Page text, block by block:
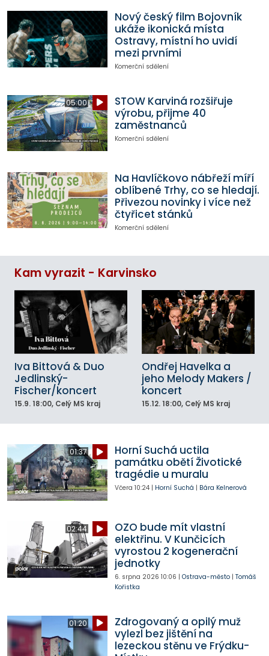
Nový český film Bojovník
ukáže ikonická místa
Ostravy, místní ho uvidí
mezi prvními
Komerční sdělení
05:00
STOW Karviná rozšiřuje
výrobu, přijme 40
zaměstnanců
Komerční sdělení
Na Havlíčkovo nábřeží míří
oblíbené Trhy, co se hledají.
Přivezou novinky i více než
čtyřicet stánků
Komerční sdělení
Kam vyrazit - Karvinsko
Iva Bittová & Duo
Jedlinský-
Fischer/koncert
15.9. 18:00, Celý MS kraj
Ondřej Havelka a
jeho Melody Makers /
koncert
15.12. 18:00, Celý MS kraj
01:37
Horní Suchá uctila
památku obětí Životické
tragédie u muralu
Včera 10:24| Horní Suchá | Bára Kelnerová
02:44
OZO bude mít vlastní
elektřinu. V Kunčicích
vyrostou 2 kogenerační
jednotky
6. srpna 2026 10:06 | Ostrava-město| Tomáš
Kořistka
01:20
Zdrogovaný a opilý muž
vylezl bez jištění na
lezeckou stěnu ve Frýdku-